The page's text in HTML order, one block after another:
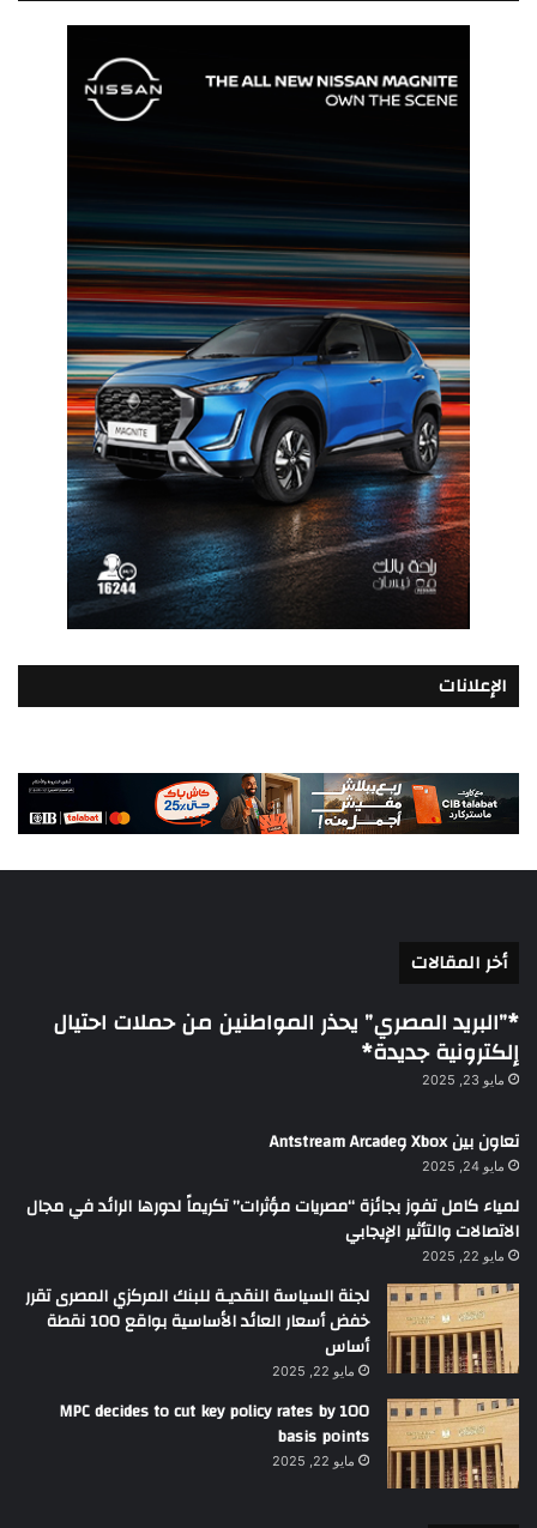
الإعلانات
أخر المقالات
*”البريد المصري” يحذر المواطنين من حملات احتيال
إلكترونية جديدة*
مايو 23, 2025
تعاون بين Xbox وAntstream Arcade
مايو 24, 2025
لمياء كامل تفوز بجائزة “مصريات مؤثرات” تكريماً لدورها الرائد في مجال
الاتصالات والتأثير الإيجابي
مايو 22, 2025
لجنة السياسة النقديـة للبنك المركزي المصرى تقرر
خفض أسعار العائد الأساسية بواقع 100 نقطة
أساس
مايو 22, 2025
MPC decides to cut key policy rates by 100
basis points
مايو 22, 2025